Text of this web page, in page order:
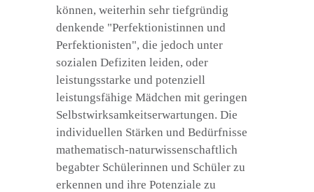
können, weiterhin sehr tiefgründig
denkende "Perfektionistinnen und
Perfektionisten", die jedoch unter
sozialen Defiziten leiden, oder
leistungsstarke und potenziell
leistungsfähige Mädchen mit geringen
Selbstwirksamkeitserwartungen. Die
individuellen Stärken und Bedürfnisse
mathematisch-naturwissenschaftlich
begabter Schülerinnen und Schüler zu
erkennen und ihre Potenziale zu